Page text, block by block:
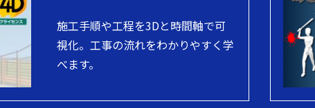
施工手順や工程を3Dと時間軸で可
視化。工事の流れをわかりやすく学
べます。